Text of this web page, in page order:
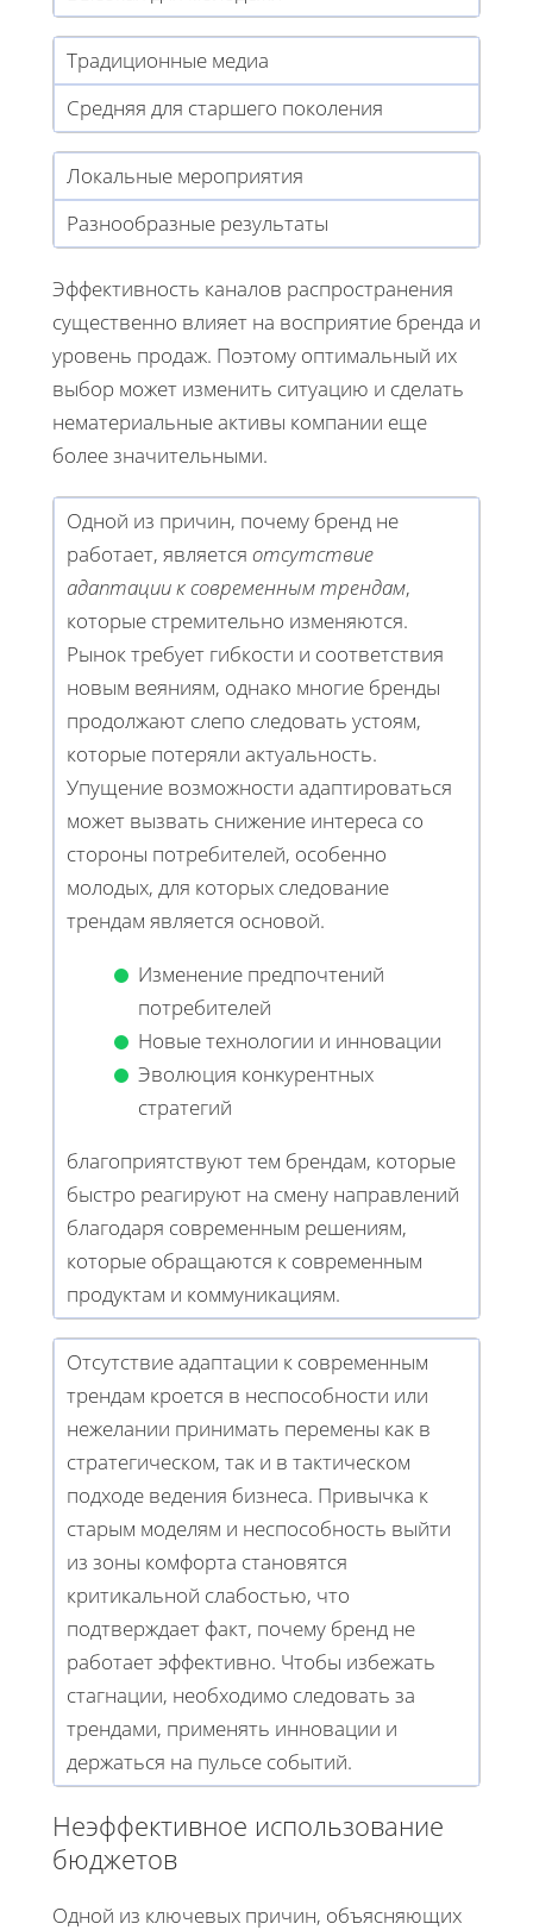
Традиционные медиа
Средняя для старшего поколения
Локальные мероприятия
Разнообразные результаты
Эффективность каналов распространения
существенно влияет на восприятие бренда и
уровень продаж. Поэтому оптимальный их
выбор может изменить ситуацию и сделать
нематериальные активы компании еще
более значительными.
Одной из причин, почему бренд не
работает, является отсутствие
адаптации к современным трендам,
которые стремительно изменяются.
Рынок требует гибкости и соответствия
новым веяниям, однако многие бренды
продолжают слепо следовать устоям,
которые потеряли актуальность.
Упущение возможности адаптироваться
может вызвать снижение интереса со
стороны потребителей, особенно
молодых, для которых следование
трендам является основой.
Изменение предпочтений
потребителей
Новые технологии и инновации
Эволюция конкурентных
стратегий
благоприятствуют тем брендам, которые
быстро реагируют на смену направлений
благодаря современным решениям,
которые обращаются к современным
продуктам и коммуникациям.
Отсутствие адаптации к современным
трендам кроется в неспособности или
нежелании принимать перемены как в
стратегическом, так и в тактическом
подходе ведения бизнеса. Привычка к
старым моделям и неспособность выйти
из зоны комфорта становятся
критикальной слабостью, что
подтверждает факт, почему бренд не
работает эффективно. Чтобы избежать
стагнации, необходимо следовать за
трендами, применять инновации и
держаться на пульсе событий.
Неэффективное использование
бюджетов
Одной из ключевых причин, объясняющих